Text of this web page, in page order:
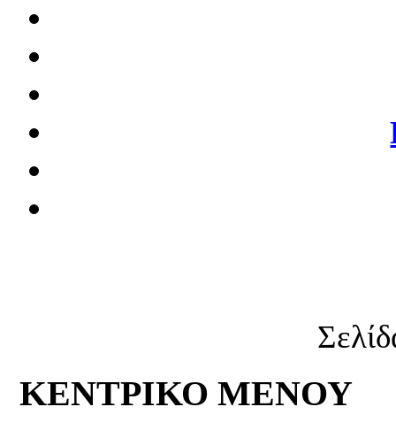
ΚΕΝΤΡΙΚΟ ΜΕΝΟΥ